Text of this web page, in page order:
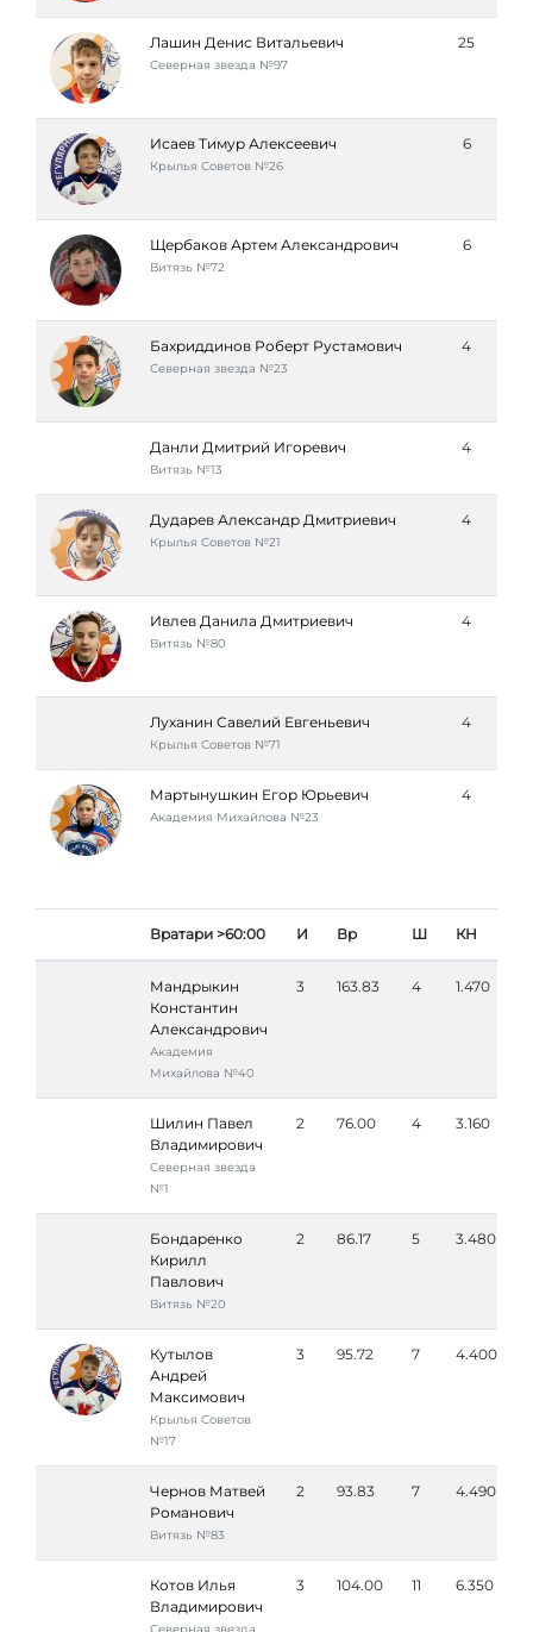
Лашин Денис Витальевич
Северная звезда №97
25
Исаев Тимур Алексеевич
Крылья Советов №26
6
Щербаков Артем Александрович
Витязь №72
6
Бахриддинов Роберт Рустамович
Северная звезда №23
4
Данли Дмитрий Игоревич
Витязь №13
4
Дударев Александр Дмитриевич
Крылья Советов №21
4
Ивлев Данила Дмитриевич
Витязь №80
4
Луханин Савелий Евгеньевич
Крылья Советов №71
4
Мартынушкин Егор Юрьевич
Академия Михайлова №23
4
Вратари >60:00 И Вр Ш КН
Мандрыкин
Константин
Александрович
Академия
Михайлова №40
3 163.83 4 1.470
Шилин Павел
Владимирович
Северная звезда
№1
2 76.00 4 3.160
Бондаренко
Кирилл
Павлович
Витязь №20
2 86.17 5 3.480
Кутылов
Андрей
Максимович
Крылья Советов
№17
3 95.72 7 4.400
Чернов Матвей
Романович
Витязь №83
2 93.83 7 4.490
Котов Илья
Владимирович
Северная звезда
3 104.00 11 6.350